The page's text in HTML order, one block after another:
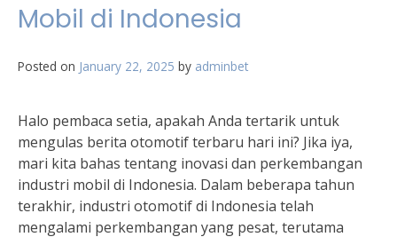
Mobil di Indonesia
Posted on January 22, 2025 by adminbet
Halo pembaca setia, apakah Anda tertarik untuk
mengulas berita otomotif terbaru hari ini? Jika iya,
mari kita bahas tentang inovasi dan perkembangan
industri mobil di Indonesia. Dalam beberapa tahun
terakhir, industri otomotif di Indonesia telah
mengalami perkembangan yang pesat, terutama